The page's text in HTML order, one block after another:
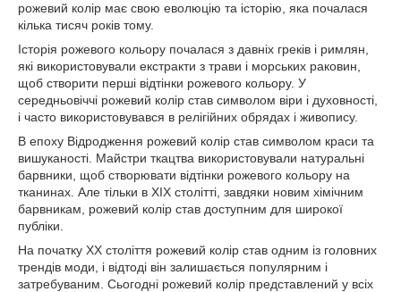
рожевий колір має свою еволюцію та історію, яка почалася
кілька тисяч років тому.
Історія рожевого кольору почалася з давніх греків і римлян,
які використовували екстракти з трави і морських раковин,
щоб створити перші відтінки рожевого кольору. У
середньовіччі рожевий колір став символом віри і духовності,
і часто використовувався в релігійних обрядах і живопису.
В епоху Відродження рожевий колір став символом краси та
вишуканості. Майстри ткацтва використовували натуральні
барвники, щоб створювати відтінки рожевого кольору на
тканинах. Але тільки в XIX столітті, завдяки новим хімічним
барвникам, рожевий колір став доступним для широкої
публіки.
На початку XX століття рожевий колір став одним із головних
трендів моди, і відтоді він залишається популярним і
затребуваним. Сьогодні рожевий колір представлений у всіх